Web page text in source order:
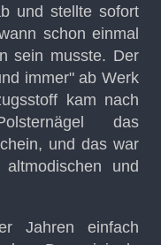
und stellte sofort
schon einmal
sein musste. Der
immer" ab Werk
kam nach
das
und das war
und
Jahren einfach